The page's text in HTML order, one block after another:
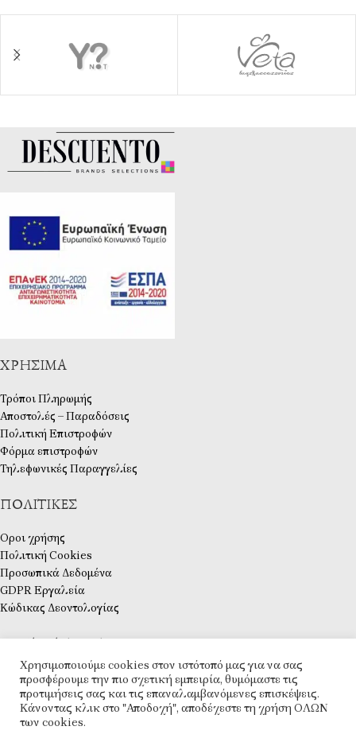
ΧΡΉΣΙΜΑ
Τρόποι Πληρωμής
Αποστολές – Παραδόσεις
Πολιτική Επιστροφών
Φόρμα επιστροφών
Τηλεφωνικές Παραγγελίες
ΠΟΛΙΤΙΚΈΣ
Οροι χρήσης
Πολιτική Cookies
Προσωπικά Δεδομένα
GDPR Εργαλεία
Κώδικας Δεοντολογίας
ΛΟΓΑΡΙΑΣΜΌΣ
Ο λογαριασμός μου
Ταμείο
Λίστα Επιθυμιών
Επικοινωνία
Χρησιμοποιούμε cookies στον ιστότοπό μας για να σας
προσφέρουμε την πιο σχετική εμπειρία, θυμόμαστε τις
προτιμήσεις σας και τις επαναλαμβανόμενες επισκέψεις.
Κάνοντας κλικ στο "Αποδοχή", αποδέχεστε τη χρήση ΟΛΩΝ
των cookies.